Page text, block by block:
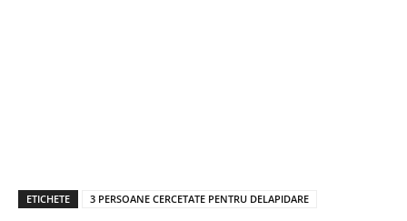
ETICHETE 3 PERSOANE CERCETATE PENTRU DELAPIDARE